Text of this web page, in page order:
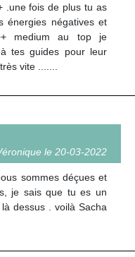
.une fois de plus tu as
énergies négatives et
medium au top je
tes guides pour leur
vite .......
le 20-03-2022
sommes déçues et
je sais que tu es un
dessus . voilà Sacha